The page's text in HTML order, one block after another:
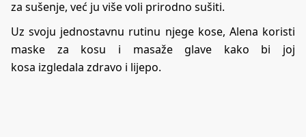
za sušenje, već ju više voli prirodno sušiti.
Uz svoju jednostavnu rutinu njege kose, Alena koristi
maske za kosu i masaže glave kako bi joj
kosa izgledala zdravo i lijepo.